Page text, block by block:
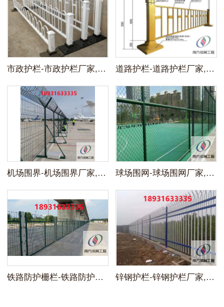
市政护栏-市政护栏厂家,市政护栏价格,市政护栏批发,市政护栏多少钱一米? 道路护栏-道路护栏厂家,道路护栏价格,道路护栏批发,道路护栏多少钱一米?
机场围界-机场围界厂家,机场围界价格,机场围界批发,机场围界多少钱一米? 球场围网-球场围网厂家,球场围网价格,球场围网批发,球场围网多少钱一米?
铁路防护栅栏-铁路防护栅栏厂家,铁路防护栅栏价格,铁路防护栅栏批发,铁路防护栅栏多少钱一米? 锌钢护栏-锌钢护栏厂家,锌钢护栏价格,锌钢护栏批发,锌钢护栏多少钱一米?